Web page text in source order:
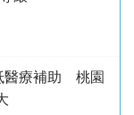
醫療補助 桃園